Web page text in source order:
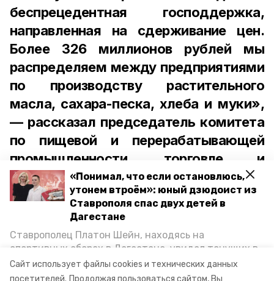
Сайт использует файлы cookies и технических данных
посетителей. Продолжая пользоваться сайтом, Вы
«Понимал, что если остановлюсь,
утонем втроём»: юный дзюдоист из
Ставрополя спас двух детей в
Дагестане
Ставрополец Платон Шейн, находясь на
спортивных сборах в Дегестане, увидел тонущих в
Каспийском море детей и бросился на помощь. По
возвращении домой, отважного мальчика
беспрецедентная господдержка,
направленная на сдерживание цен.
Более 326 миллионов рублей мы
распределяем между предприятиями
по производству растительного
масла, сахара-песка, хлеба и муки»,
— рассказал председатель комитета
по пищевой и перерабатывающей
промышленности, торговле и
лицензированию Ставропольского
края Денис Полюбин.
С ростом цен в регионе борются по